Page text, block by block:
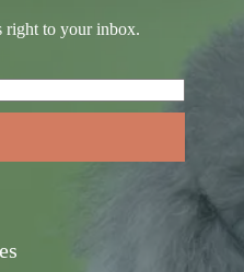
right to your inbox.